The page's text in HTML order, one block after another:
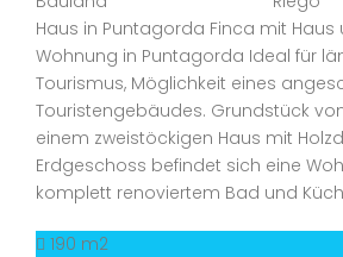
Haus in Puntagorda Finca mit Haus
Wohnung in Puntagorda Ideal für
Tourismus, Möglichkeit eines
Touristengebäudes. Grundstück
einem zweistöckigen Haus mit
Erdgeschoss befindet sich eine
komplett renoviertem Bad und
190 m2